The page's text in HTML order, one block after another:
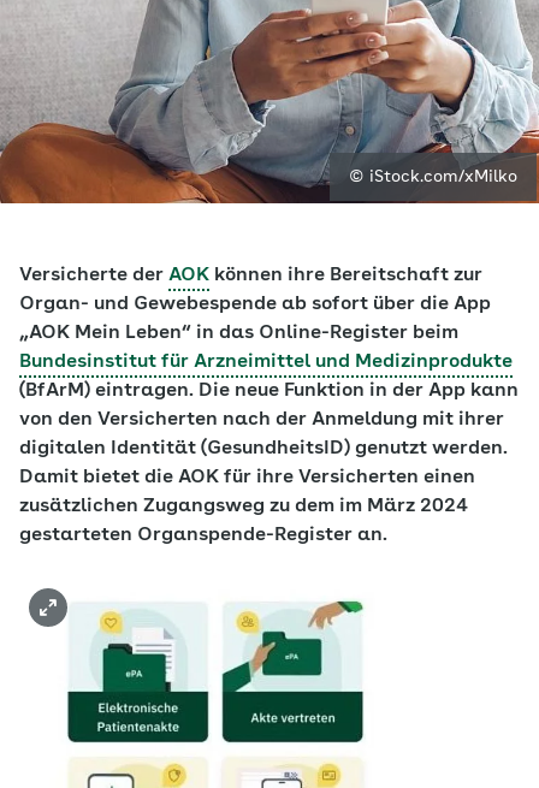
© iStock.com/xMilko
Versicherte der AOK können ihre Bereitschaft zur
Organ- und Gewebespende ab sofort über die App
„AOK Mein Leben“ in das Online-Register beim
Bundesinstitut für Arzneimittel und Medizinprodukte
(BfArM) eintragen. Die neue Funktion in der App kann
von den Versicherten nach der Anmeldung mit ihrer
digitalen Identität (GesundheitsID) genutzt werden.
Damit bietet die AOK für ihre Versicherten einen
zusätzlichen Zugangsweg zu dem im März 2024
gestarteten Organspende-Register an.